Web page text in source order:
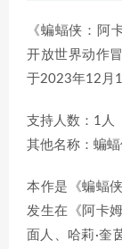
《蝙蝠侠：阿
开放世界动作
于2023年12月
支持人数：1人
其他名称：蝙
本作是《蝙蝠
发生在《阿卡
面人、哈莉·奎